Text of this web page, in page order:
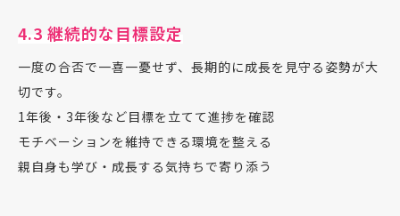
4.3 継続的な目標設定
一度の合否で一喜一憂せず、長期的に成長を見守る姿勢が大
切です。
1年後・3年後など目標を立てて進捗を確認
モチベーションを維持できる環境を整える
親自身も学び・成長する気持ちで寄り添う